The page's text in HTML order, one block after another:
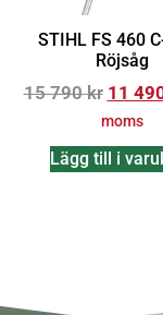
STIHL FS 460
Röjsåg
15 790kr 11
moms
Lägg till i